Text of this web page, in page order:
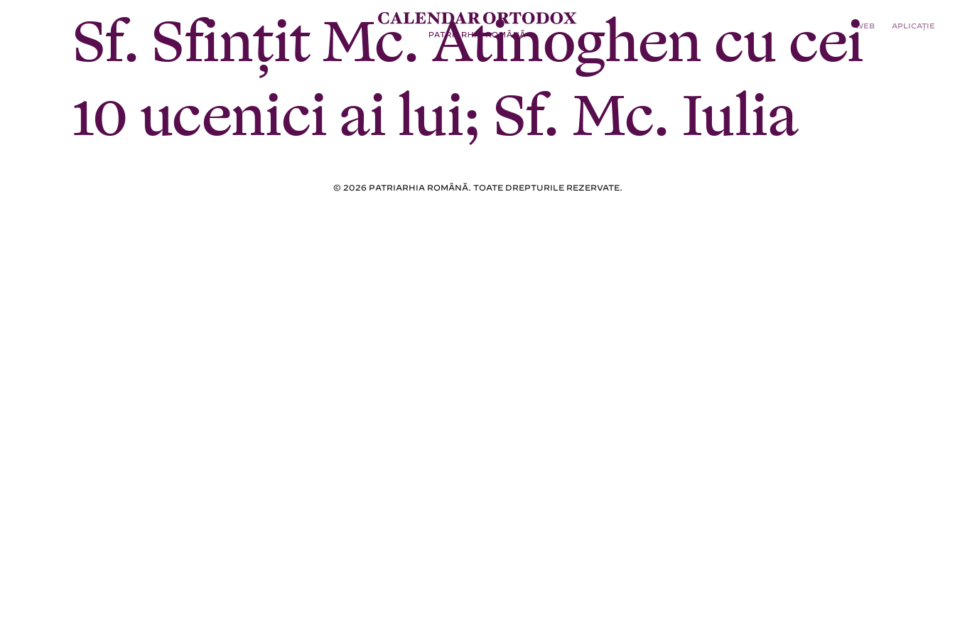
WEB APLICAȚIE
Sf. Sfințit Mc. Atinoghen cu cei
10 ucenici ai lui; Sf. Mc. Iulia
© 2026 PATRIARHIA ROMÂNĂ. TOATE DREPTURILE REZERVATE.